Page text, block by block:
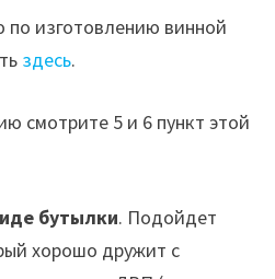
изготовлению винной
здесь.
смотрите 5 и 6 пункт этой
бутылки. Подойдет
хорошо дружит с